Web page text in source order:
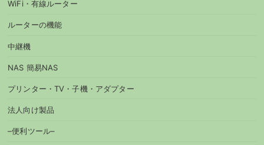
WiFi・有線ルーター
ルーターの機能
中継機
NAS 簡易NAS
プリンター・TV・子機・アダプター
法人向け製品
–便利ツール–